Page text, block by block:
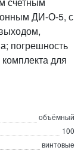
ДИ-О-5, с
погрешность
для
объёмный
100
винтовые